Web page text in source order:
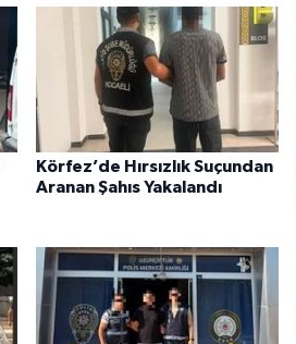
Körfez’de Hırsızlık Suçundan
Aranan Şahıs Yakalandı